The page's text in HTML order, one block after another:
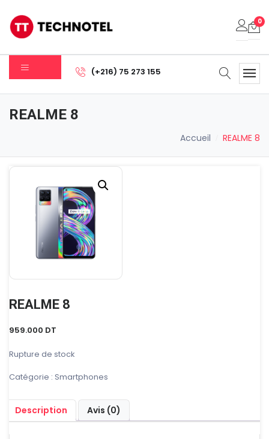
0
Votre panier est vide.
Sous-total: 0.000DT
(+216) 75 273 155
REALME 8
Accueil REALME 8
REALME 8
959.000 DT
Rupture de stock
Catégorie : Smartphones
Description Avis (0)